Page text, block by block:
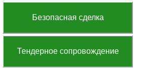
Безопасная сделка
Тендерное сопровождение